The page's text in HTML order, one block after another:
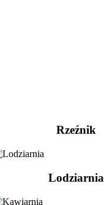
Rzeźnik
Lodziarnia